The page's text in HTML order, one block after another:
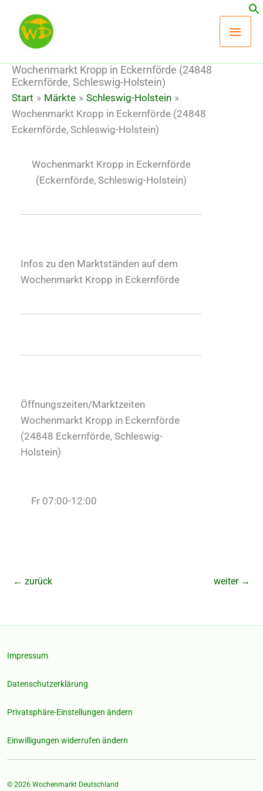
Inhalt
springen
Wochenmarkt Kropp in Eckernförde (24848
Eckernförde, Schleswig-Holstein)
Start Märkte
Schleswig-Holstein
Wochenmarkt Kropp in Eckernförde (24848
Eckernförde, Schleswig-Holstein)
Wochenmarkt Kropp in Eckernförde
(Eckernförde, Schleswig-Holstein)
Infos zu den Marktständen auf dem
Wochenmarkt Kropp in Eckernförde
Öffnungszeiten/Marktzeiten
Wochenmarkt Kropp in Eckernförde
(24848 Eckernförde, Schleswig-
Holstein)
Fr 07:00-12:00
← zurück weiter →
Impressum
Datenschutzerklärung
Privatsphäre-Einstellungen ändern
Einwilligungen widerrufen ändern
© 2026 Wochenmarkt Deutschland